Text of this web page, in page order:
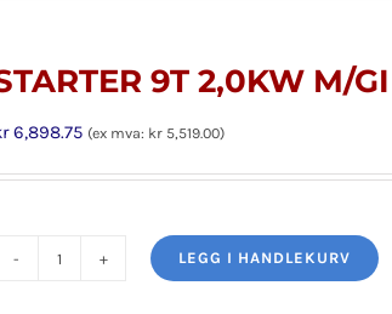
9T 2,0KW M/
6,898.75 (ex mva: kr 5,519.00)
LEGG I HANDLEKURV